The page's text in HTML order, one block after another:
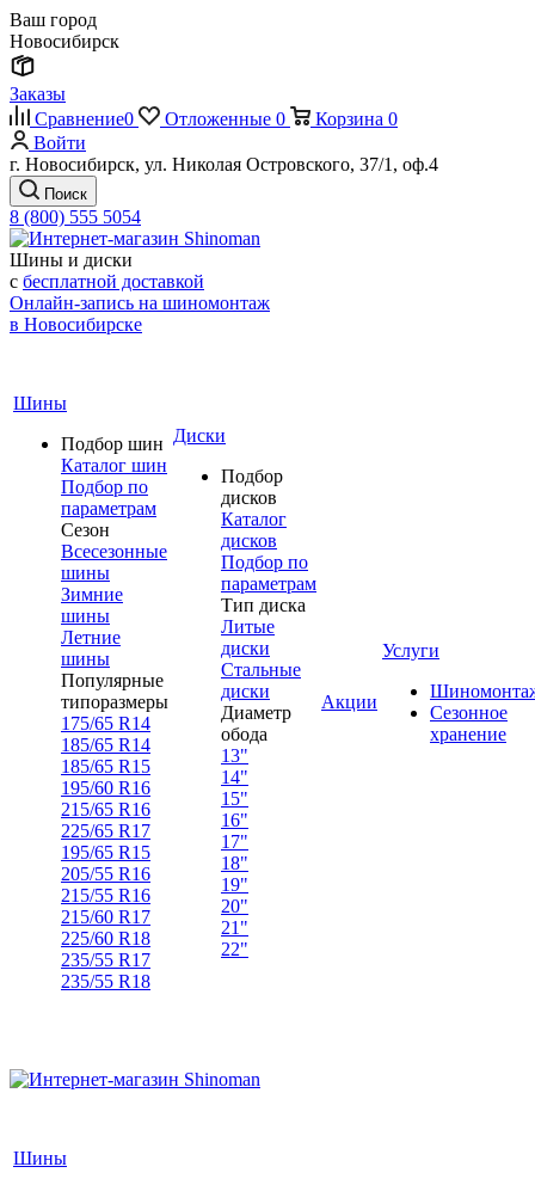
Ваш город
Новосибирск
Заказы
Сравнение0 Отложенные 0 Корзина 0
Войти
г. Новосибирск, ул. Николая Островского, 37/1, оф.4
Поиск
8 (800) 555 5054
Шины и диски
с бесплатной доставкой
Онлайн-запись на шиномонтаж
в Новосибирске
Шины
Подбор шин
Каталог шин
Подбор по
параметрам
Сезон
Всесезонные
шины
Зимние
шины
Летние
шины
Популярные
типоразмеры
175/65 R14
185/65 R14
185/65 R15
195/60 R16
215/65 R16
225/65 R17
195/65 R15
205/55 R16
215/55 R16
215/60 R17
225/60 R18
235/55 R17
235/55 R18
Диски
Подбор
дисков
Каталог
дисков
Подбор по
параметрам
Тип диска
Литые
диски
Стальные
диски
Диаметр
обода
13"
14"
15"
16"
17"
18"
19"
20"
21"
22"
Акции
Услуги
Сезонное
хранение
Шины